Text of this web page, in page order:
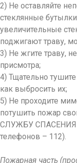
2) Не оставляйте
стеклянные
увеличительные
поджигают траву,
3) Не жгите траву,
присмотра;
4) Тщательно
как выбросить их;
5) Не проходите
потушить пожар
СЛУЖБУ СПАСЕНИЯ
телефонов – 112).
Пожарная часть